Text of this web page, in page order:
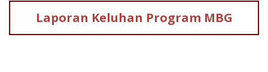
Laporan Keluhan Program MBG